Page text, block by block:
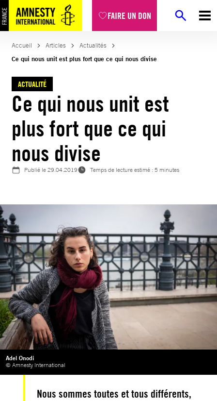
FAIRE UN DON
Aller
au
contenu
Accueil Articles
Actualités
Ce qui nous unit est plus fort que ce qui nous divise
ACTUALITÉ
Ce qui nous unit est
plus fort que ce qui
nous divise
Publié le29.04.2019 Temps de lecture estimé : 5 minutes
Adel Onodi
© Amnesty International
Nous sommes toutes et tous différents,